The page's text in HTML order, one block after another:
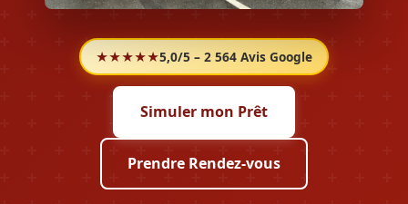
★★★★★5,0/5 – 2 564 Avis Google
Simuler mon Prêt
Prendre Rendez-vous